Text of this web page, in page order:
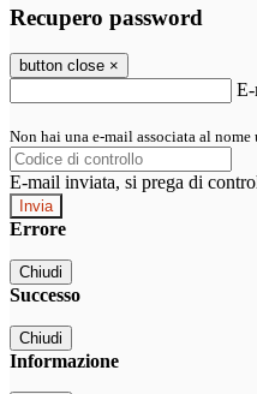
Recupero password
button close ×
Non hai una e-mail associata al
E-mail inviata, si prega di
Errore
Chiudi
Successo
Chiudi
Informazione